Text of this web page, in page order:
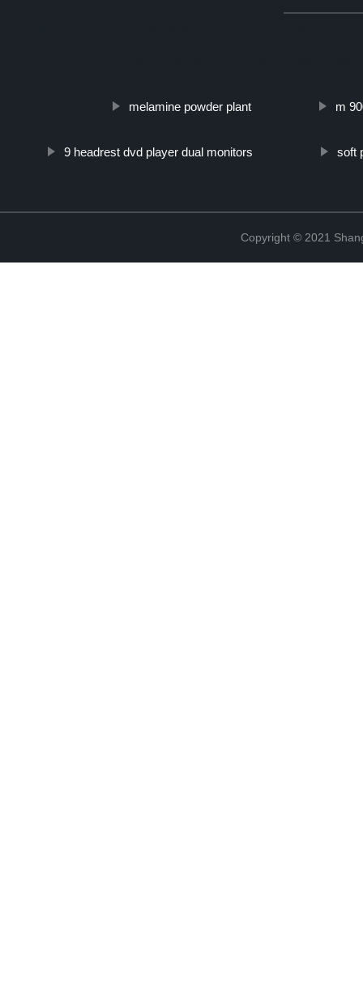
melamine powder plant m
9 headrest dvd player dual monitors soft
Copyright © 2021